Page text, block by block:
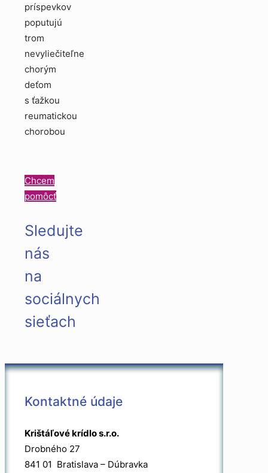
príspevkov
poputujú
trom
nevyliečiteľne
chorým
deťom
s ťažkou
reumatickou
chorobou
Chcem
pomôcť
Sledujte
nás
na
sociálnych
sieťach
Kontaktné údaje
Krištáľové krídlo s.r.o.
Drobného 27
841 01 Bratislava – Dúbravka